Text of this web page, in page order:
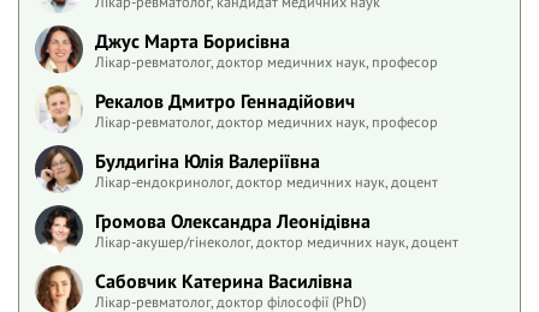
Джус Марта Борисівна
Лікар-ревматолог, доктор медичних наук, професор
Рекалов Дмитро Геннадійович
Лікар-ревматолог, доктор медичних наук, професор
Булдигіна Юлія Валеріївна
Лікар-ендокринолог, доктор медичних наук, доцент
Громова Олександра Леонідівна
Лікар-акушер/гінеколог, доктор медичних наук, доцент
Сабовчик Катерина Василівна
Лікар-ревматолог, доктор філософії (PhD)